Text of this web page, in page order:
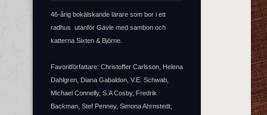
46-årig bokälskande lärare som bor i ett
radhus utanför Gävle med sambon och
katterna Sixten & Björne.
Favoritförfattare: Christoffer Carlsson, Helena
Dahlgren, Diana Gabaldon, V.E. Schwab,
Michael Connelly, S.A Cosby, Fredrik
Backman, Stef Penney, Simona Ahrnstedt,